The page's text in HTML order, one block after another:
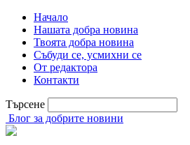
Начало
Нашата добра новина
Твоята добра новина
Събуди се, усмихни се
От редактора
Контакти
Търсене
Блог за добрите новини